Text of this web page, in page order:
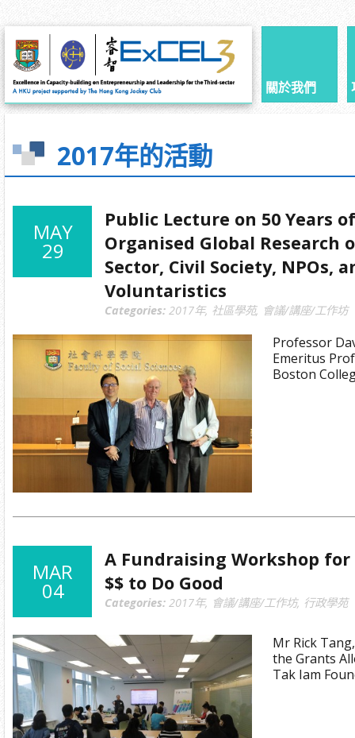
關於我們
2017年的活動
MAY
29
Public Lecture on 50 Years
Organised Global Research
Sector, Civil Society, NPOs,
Voluntaristics
Categories: 2017年, 社區學苑, 會議/講座/工作坊
Professor
Emeritus
Boston
MAR
04
A Fundraising Workshop for
$$ to Do Good
Categories: 2017年, 會議/講座/工作坊, 行政學苑
Mr Rick
the Grants
Tak Iam